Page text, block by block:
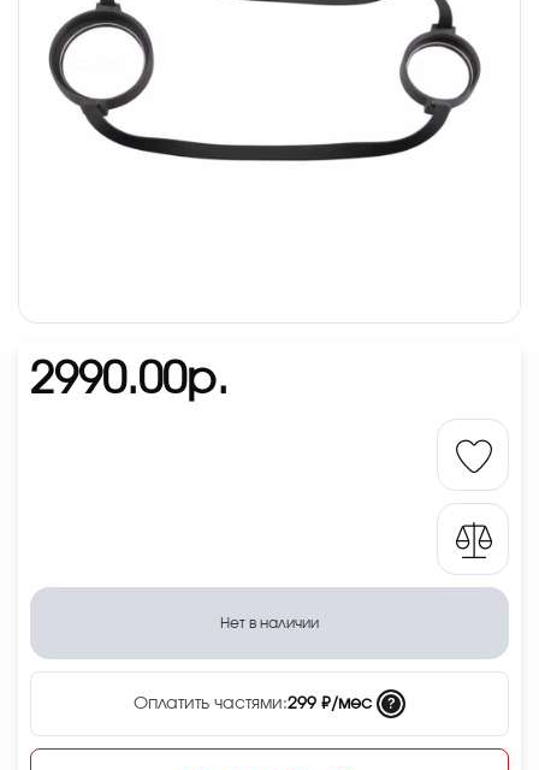
2990.00р.
Нет в наличии
Оплатить частями:299 ₽/мес ?